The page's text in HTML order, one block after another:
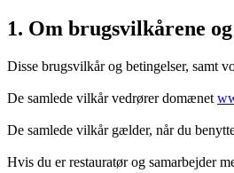
1. Om brugsvilkårene
Disse brugsvilkår og betingelser, samt
De samlede vilkår vedrører domænet
De samlede vilkår gælder, når du
Hvis du er restauratør og samarbejder